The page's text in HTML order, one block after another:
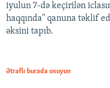
iyulun 7-də keçirilən
haqqında" qanuna təklif
əksini tapıb.
Ətraflı burada oxuyun